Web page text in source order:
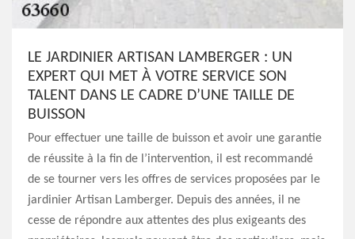
LE JARDINIER ARTISAN LAMBERGER : UN
EXPERT QUI MET À VOTRE SERVICE SON
TALENT DANS LE CADRE D’UNE TAILLE DE
BUISSON
Pour effectuer une taille de buisson et avoir une garantie
de réussite à la fin de l’intervention, il est recommandé
de se tourner vers les offres de services proposées par le
jardinier Artisan Lamberger. Depuis des années, il ne
cesse de répondre aux attentes des plus exigeants des